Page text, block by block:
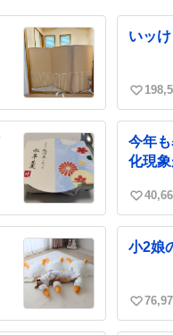
いッ
い
ね
数
今年
化現
い
ね
数
小2娘
い